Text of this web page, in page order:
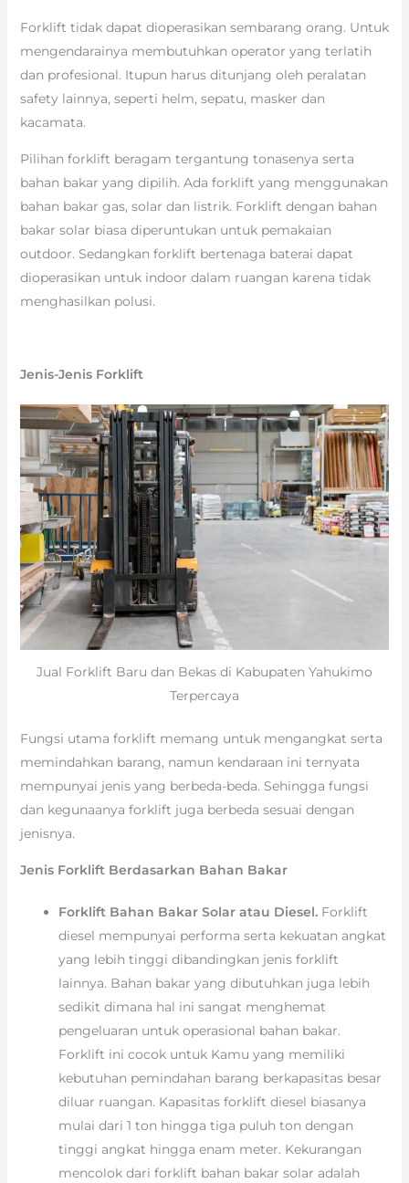
Forklift tidak dapat dioperasikan sembarang orang. Untuk
mengendarainya membutuhkan operator yang terlatih
dan profesional. Itupun harus ditunjang oleh peralatan
safety lainnya, seperti helm, sepatu, masker dan
kacamata.
Pilihan forklift beragam tergantung tonasenya serta
bahan bakar yang dipilih. Ada forklift yang menggunakan
bahan bakar gas, solar dan listrik. Forklift dengan bahan
bakar solar biasa diperuntukan untuk pemakaian
outdoor. Sedangkan forklift bertenaga baterai dapat
dioperasikan untuk indoor dalam ruangan karena tidak
menghasilkan polusi.
Jenis-Jenis Forklift
Jual Forklift Baru dan Bekas di Kabupaten Yahukimo
Terpercaya
Fungsi utama forklift memang untuk mengangkat serta
memindahkan barang, namun kendaraan ini ternyata
mempunyai jenis yang berbeda-beda. Sehingga fungsi
dan kegunaanya forklift juga berbeda sesuai dengan
jenisnya.
Jenis Forklift Berdasarkan Bahan Bakar
Forklift Bahan Bakar Solar atau Diesel. Forklift
diesel mempunyai performa serta kekuatan angkat
yang lebih tinggi dibandingkan jenis forklift
lainnya. Bahan bakar yang dibutuhkan juga lebih
sedikit dimana hal ini sangat menghemat
pengeluaran untuk operasional bahan bakar.
Forklift ini cocok untuk Kamu yang memiliki
kebutuhan pemindahan barang berkapasitas besar
diluar ruangan. Kapasitas forklift diesel biasanya
mulai dari 1 ton hingga tiga puluh ton dengan
tinggi angkat hingga enam meter. Kekurangan
mencolok dari forklift bahan bakar solar adalah